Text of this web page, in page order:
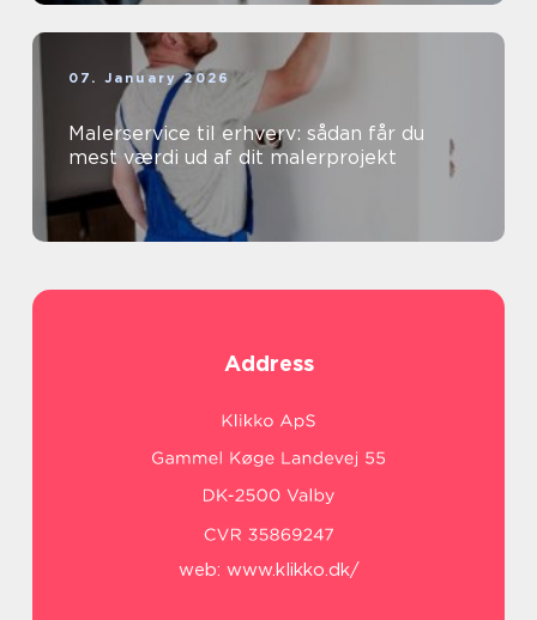
07. January 2026
Malerservice til erhverv: sådan får du
mest værdi ud af dit malerprojekt
Address
web: www.klikko.dk/